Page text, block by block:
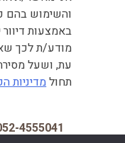
והשימוש בהם
מודע/ת לכך
עת, ושעל
תחולמדיניות
4555041